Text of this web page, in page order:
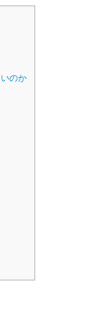
のか